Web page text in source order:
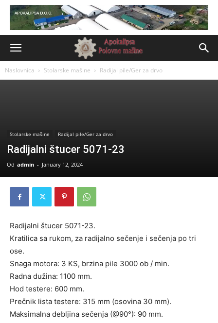
Naslovnica Stolarske mašine Radijal pile/Ger za drvo
Stolarske mašine Radijal pile/Ger za drvo
Radijalni štucer 5071-23
Od admin - January 12, 2024
Radijalni štucer 5071-23.
Kratilica sa rukom, za radijalno sečenje i sečenja po tri
ose.
Snaga motora: 3 KS, brzina pile 3000 ob / min.
Radna dužina: 1100 mm.
Hod testere: 600 mm.
Prečnik lista testere: 315 mm (osovina 30 mm).
Maksimalna debljina sečenja (@90°): 90 mm.